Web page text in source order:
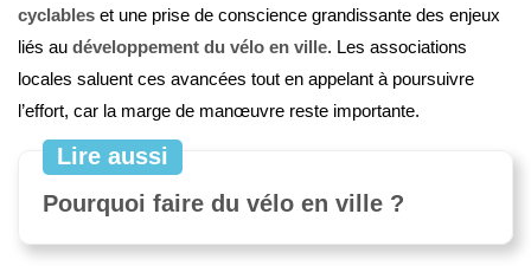
cyclables et une prise de conscience grandissante des enjeux
liés au développement du vélo en ville. Les associations
locales saluent ces avancées tout en appelant à poursuivre
l’effort, car la marge de manœuvre reste importante.
Lire aussi
Pourquoi faire du vélo en ville ?